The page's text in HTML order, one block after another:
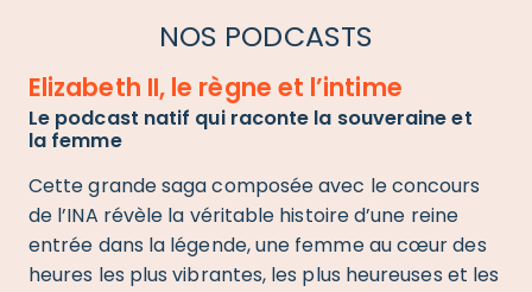
NOS PODCASTS
Le podcast natif qui raconte la souveraine et
la femme
Elizabeth II, le règne et l’intime
Cette grande saga composée avec le concours
de l’INA révèle la véritable histoire d’une reine
entrée dans la légende, une femme au cœur des
heures les plus vibrantes, les plus heureuses et les